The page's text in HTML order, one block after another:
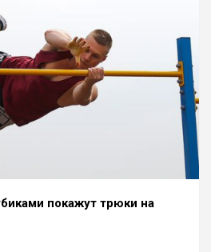
покажут трюки на